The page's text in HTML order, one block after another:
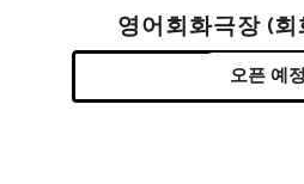
영어회화극장 (
오픈 예정